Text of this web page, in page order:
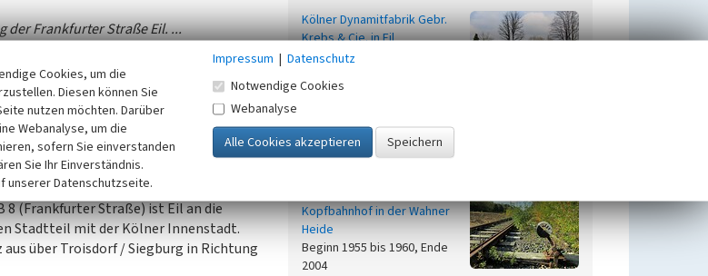
der Frankfurter Straße Eil. ...
Prozessionsweg verbunden war, der
Rittergüter Gut Leidenhausen
genutztenNaturschutzgebiets
in dasNaturschutzgebiet Königsforst
8 (Frankfurter Straße) ist Eil an die
Stadtteil mit der Kölner Innenstadt.
über Troisdorf / Siegburg in Richtung
Kölner Dynamitfabrik Gebr.
Krebs & Cie. in Eil
Beginn 1872 bis 1873, Ende
Bull Deutschland Lochkarten
GmbH in Eil
Beginn 1976
Kopfbahnhof in der Wahner
Heide
Beginn 1955 bis 1960, Ende
2004
Cookies, um die
Diesen können Sie
nutzen möchten. Darüber
Webanalyse, um die
sofern Sie einverstanden
Sie Ihr Einverständnis.
unserer Datenschutzseite.
Impressum | Datenschutz
Notwendige Cookies
Webanalyse